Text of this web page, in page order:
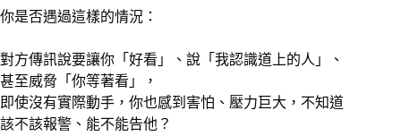
你是否遇過這樣的情況：
對方傳訊說要讓你「好看」、說「我認識道上的人」、
甚至威脅「你等著看」，
即使沒有實際動手，你也感到害怕、壓力巨大，不知道
該不該報警、能不能告他？